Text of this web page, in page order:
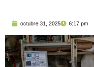
octubre 31, 2025 6:17 pm